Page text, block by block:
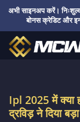
अभी साइनअप करें।
बोनस क्रेडिट और
Ipl 2025 में क्या
द्रविड़ ने दिया